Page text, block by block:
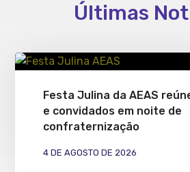
Últimas
Festa Julina da AEAS
e convidados em noite de
confraternização
4 DE AGOSTO DE 2026